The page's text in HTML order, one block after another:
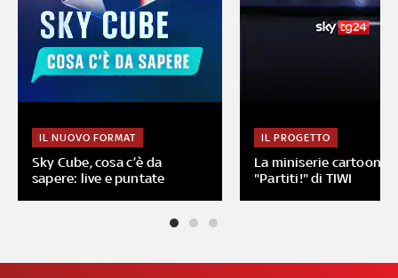
IL NUOVO FORMAT
Sky Cube, cosa c’è da
sapere: live e puntate
IL PROGETTO
La miniserie cartoon
"Partiti!" di TIWI